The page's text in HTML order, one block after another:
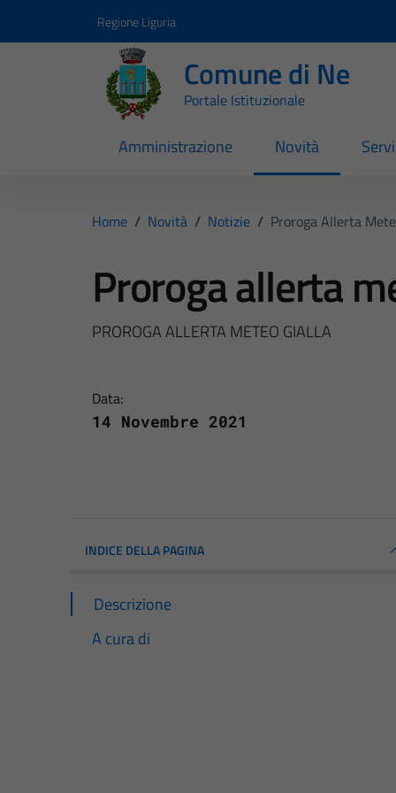
Regione Liguria
Comune di Ne
Portale Istituzionale
Amministrazione Novità
Home / Novità / Notizie / Proroga Allerta
Proroga allerta
PROROGA ALLERTA METEO GIALLA
Data:
14 Novembre 2021
INDICE DELLA PAGINA
Descrizione
A cura di